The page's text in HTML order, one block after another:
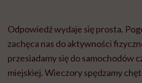
Odpowiedź wydaje się prosta.
zachęca nas do aktywności
przesiadamy się do samochodów
miejskiej. Wieczory spędzamy